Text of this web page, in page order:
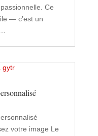
Ce
— c’est un
votre image Le